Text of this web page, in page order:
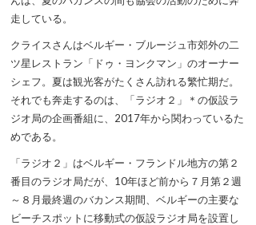
走している。
クライスさんはベルギー・ブルージュ市郊外の二
ツ星レストラン「ドゥ・ヨンクマン」のオーナー
シェフ。夏は観光客がたくさん訪れる繁忙期だ。
それでも奔走するのは、「ラジオ２」＊の仮設ラ
ジオ局の企画番組に、2017年から関わっているた
めである。
「ラジオ２」はベルギー・フランドル地方の第２
番目のラジオ局だが、10年ほど前から７月第２週
～８月最終週のバカンス期間、ベルギーの主要な
ビーチスポットに移動式の仮設ラジオ局を設置し